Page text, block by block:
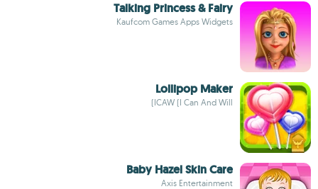
Talking Princess & Fairy
Kaufcom Games Apps Widgets
Lollipop Maker
ICAW (I Can And Will)
Baby Hazel Skin Care
Axis Entertainment